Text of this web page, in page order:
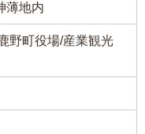
薄地内
野町役場/産業観光